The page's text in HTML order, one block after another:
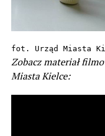
fot. Urząd Miasta
Zobacz materiał
Miasta Kielce: